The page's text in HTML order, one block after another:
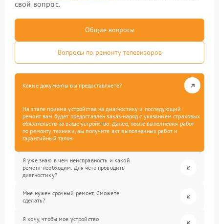
свой вопрос.
Общие вопросы
Вопросы по ремонту телевизоров
Какие документы вы предоставляете?
На этапе приема устройства на диагностику и последующий
ремонт вам будет предоставлен заказ-наряд с указанием страховых
обязательств на ваше устройство. Далее, после выполнения работ
по ремонту техники, вы получите акт выполненных работ и
гарантийный талон.
Я уже знаю в чем неисправность и какой
ремонт необходим. Для чего проводить
диагностику?
Мне нужен срочный ремонт. Сможете
сделать?
Я хочу, чтобы мое устройство